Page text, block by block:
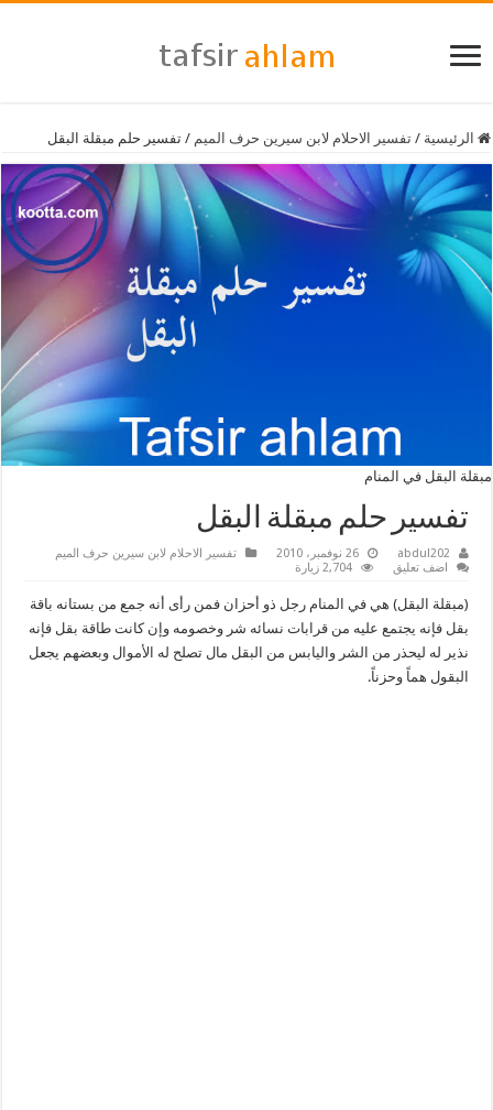
الرئيسية / تفسير الاحلام لابن سيرين حرف الميم / تفسير حلم مبقلة البقل
مبقلة البقل في المنام
تفسير حلم مبقلة البقل
abdul202 26 نوفمبر، 2010
تفسير الاحلام لابن سيرين حرف الميم
اضف تعليق
2,704 زيارة
(مبقلة البقل) هي في المنام رجل ذو أحزان فمن رأى أنه جمع من بستانه باقة
بقل فإنه يجتمع عليه من قرابات نسائه شر وخصومه وإن كانت طاقة بقل فإنه
نذير له ليحذر من الشر واليابس من البقل مال تصلح له الأموال وبعضهم يجعل
البقول هماً وحزناً.